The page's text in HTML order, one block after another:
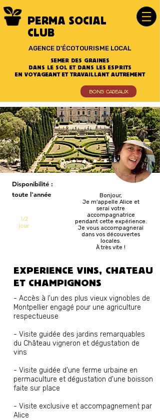
PERMA SOCIAL
CLUB
AGENCE D'ÉCOTOURISME LOCAL
SEMER DES GRAINES
DANS LE SOL ET DANS LES ESPRITS
EN VOYAGEANT ET TRAVAILLANT AUTREMENT
BONS CADEAUX
Disponibilité :
toute l'année
Bonjour,
Je m'appelle Alice et
serai votre
accompagnatrice
pendant cette expérience.
Je vous accompagnerai
dans vos découvertes
locales.
À très vite !
1/2
jour
EXPERIENCE VINS, CHÂTEAU
ET CHAMPIGNONS
- Accès à l'un des plus vieux vignobles de
Montpellier engagé pour une agriculture
respectueuse
- Visite guidée des jardins remarquables
du Château vigneron et dégustation de
vins
- Visite guidée d'une ferme urbaine en
permaculture et dégustation d'une boisson
faite sur place
- Visite exclusive et accompagnement par
Alice